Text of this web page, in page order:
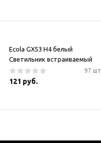
Ecola GX53 H4 белый
Светильник встраиваемый
97 шт
121 руб.